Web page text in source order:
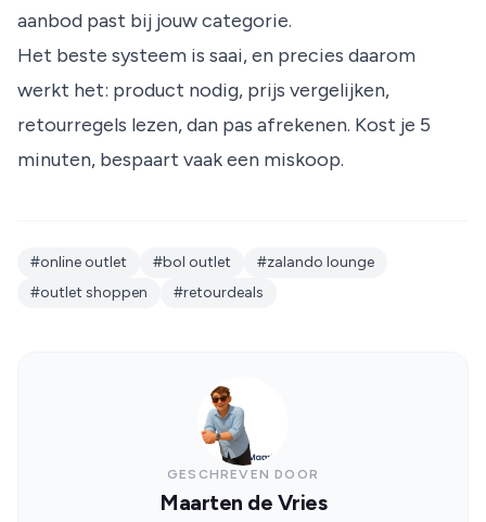
aanbod past bij jouw categorie.
Het beste systeem is saai, en precies daarom
werkt het: product nodig, prijs vergelijken,
retourregels lezen, dan pas afrekenen. Kost je 5
minuten, bespaart vaak een miskoop.
#online outlet #bol outlet
#zalando lounge
#outlet shoppen
#retourdeals
GESCHREVEN DOOR
Maarten de Vries